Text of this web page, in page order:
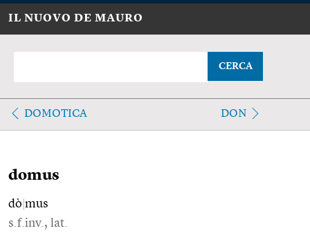
IL NUOVO DE MAURO
CERCA
DOMOTICA DON
domus
dò mus
s.f.inv., lat.